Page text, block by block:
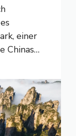
einer
Chinas…